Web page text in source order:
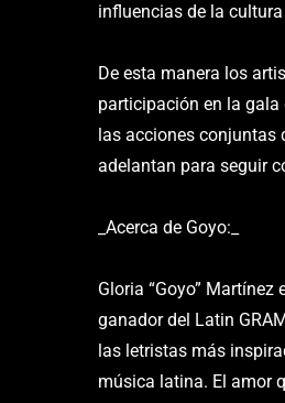
influencias de la
De esta manera los
participación en la gala
las acciones conjuntas
adelantan para seguir
_Acerca de Goyo:_
Gloria “Goyo”
ganador del Latin
las letristas más
música latina. El amor